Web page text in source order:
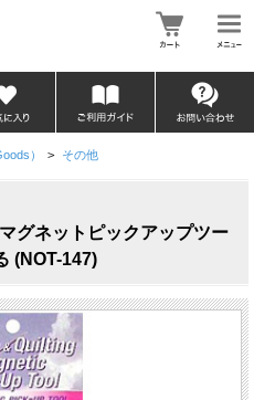
） > その他
グネットピックアップツー
(NOT-147)